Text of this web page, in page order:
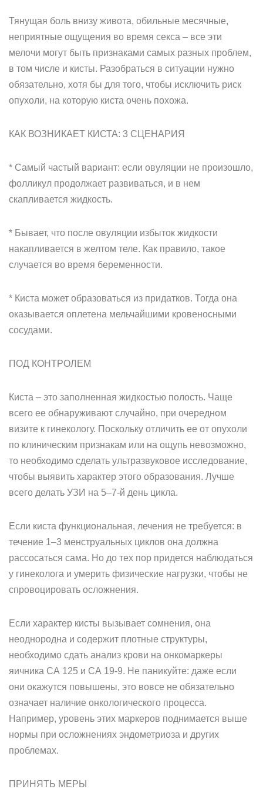
Тянущая боль внизу живота, обильные месячные,
неприятные ощущения во время секса – все эти
мелочи могут быть признаками самых разных проблем,
в том числе и кисты. Разобраться в ситуации нужно
обязательно, хотя бы для того, чтобы исключить риск
опухоли, на которую киста очень похожа.
КАК ВОЗНИКАЕТ КИСТА: 3 СЦЕНАРИЯ
* Самый частый вариант: если овуляции не произошло,
фолликул продолжает развиваться, и в нем
скапливается жидкость.
* Бывает, что после овуляции избыток жидкости
накапливается в желтом теле. Как правило, такое
случается во время беременности.
* Киста может образоваться из придатков. Тогда она
оказывается оплетена мельчайшими кровеносными
сосудами.
ПОД КОНТРОЛЕМ
Киста – это заполненная жидкостью полость. Чаще
всего ее обнаруживают случайно, при очередном
визите к гинекологу. Поскольку отличить ее от опухоли
по клиническим признакам или на ощупь невозможно,
то необходимо сделать ультразвуковое исследование,
чтобы выявить характер этого образования. Лучше
всего делать УЗИ на 5–7-й день цикла.
Если киста функциональная, лечения не требуется: в
течение 1–3 менструальных циклов она должна
рассосаться сама. Но до тех пор придется наблюдаться
у гинеколога и умерить физические нагрузки, чтобы не
спровоцировать осложнения.
Если характер кисты вызывает сомнения, она
неоднородна и содержит плотные структуры,
необходимо сдать анализ крови на онкомаркеры
яичника СА 125 и СА 19-9. Не паникуйте: даже если
они окажутся повышены, это вовсе не обязательно
означает наличие онкологического процесса.
Например, уровень этих маркеров поднимается выше
нормы при осложнениях эндометриоза и других
проблемах.
ПРИНЯТЬ МЕРЫ